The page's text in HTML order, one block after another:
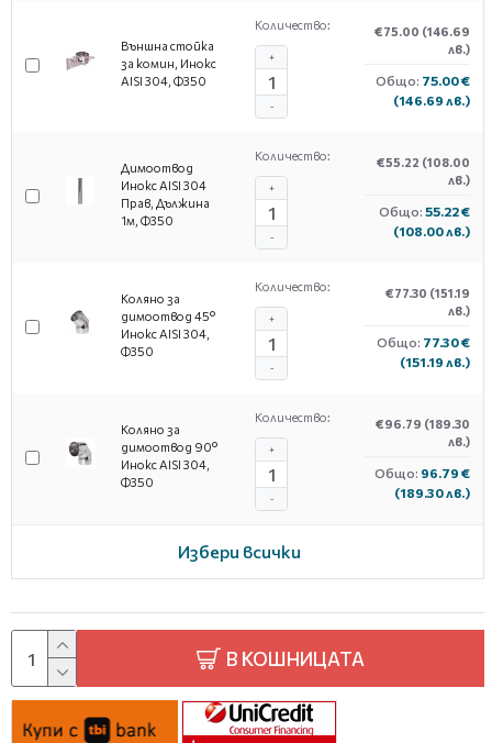
Външна стойка
за комин, Инокс
AISI 304, Ф350
Количество:
-
+
€75.00 (146.69
лв.)
Общо: 75.00 €
(146.69 лв.)
Димоотвод
Инокс AISI 304
Прав, Дължина
1м, Ф350
Количество:
-
+
€55.22 (108.00
лв.)
Общо: 55.22 €
(108.00 лв.)
Коляно за
димоотвод 45°
Инокс AISI 304,
Ф350
Количество:
-
+
€77.30 (151.19
лв.)
Общо: 77.30 €
(151.19 лв.)
Коляно за
димоотвод 90°
Инокс AISI 304,
Ф350
Количество:
-
+
€96.79 (189.30
лв.)
Общо: 96.79 €
(189.30 лв.)
Избери всички
В КОШНИЦАТА